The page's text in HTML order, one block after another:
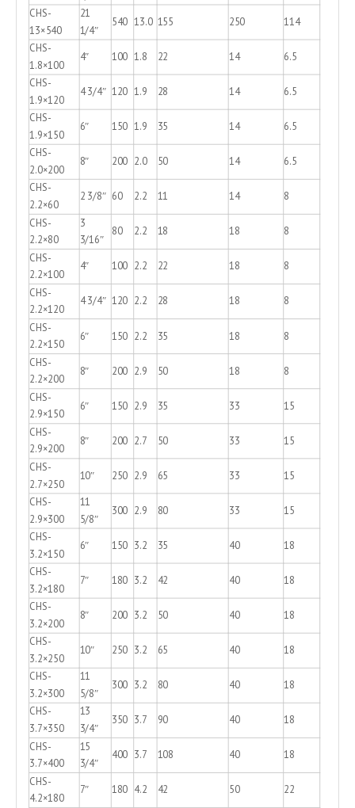
CHS-
13×540
21
1/4″
540 13.0 155 250
114
CHS-
1.8×100
4″ 100 1.8 22 14
6.5
CHS-
1.9×120
4 3/4″ 120 1.9 28 14
6.5
CHS-
1.9×150
6″ 150 1.9 35 14 6.5
CHS-
2.0×200
8″ 200 2.0 50 14 6.5
CHS-
2.2×60
2 3/8″ 60 2.2 11 14 8
CHS-
2.2×80
3
3/16″
80 2.2 18 18 8
CHS-
2.2×100
4″ 100 2.2 22 18 8
CHS-
2.2×120
4 3/4″ 120 2.2 28 18 8
CHS-
2.2×150
6″ 150 2.2 35 18 8
CHS-
2.2×200
8″ 200 2.9 50 18 8
CHS-
2.9×150
6″ 150 2.9 35 33 15
CHS-
2.9×200
8″ 200 2.7 50 33 15
CHS-
2.7×250
10″ 250 2.9 65 33 15
CHS-
2.9×300
11
5/8″
300 2.9 80 33 15
CHS-
3.2×150
6″ 150 3.2 35 40 18
CHS-
3.2×180
7″ 180 3.2 42 40 18
CHS-
3.2×200
8″ 200 3.2 50 40 18
CHS-
3.2×250
10″ 250 3.2 65 40 18
CHS-
3.2×300
11
5/8″
300 3.2 80 40 18
CHS-
3.7×350
13
3/4″
350 3.7 90 40
18
CHS-
3.7×400
15
3/4″
400 3.7 108 40 18
CHS-
4.2×180
7″ 180 4.2 42 50 22